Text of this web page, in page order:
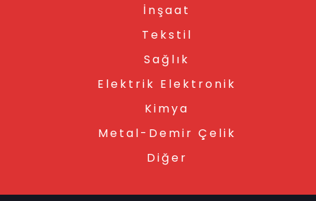
İnşaat
Tekstil
Sağlık
Elektrik Elektronik
Kimya
Metal-Demir Çelik
Diğer